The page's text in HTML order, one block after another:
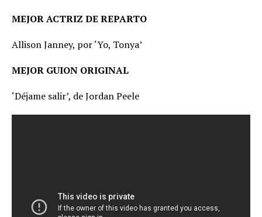
MEJOR ACTRIZ DE REPARTO
Allison Janney, por ‘Yo, Tonya’
MEJOR GUION ORIGINAL
‘Déjame salir’, de Jordan Peele